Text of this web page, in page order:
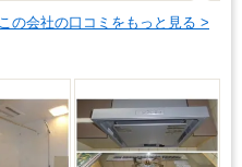
この会社の口コミをもっと見る >